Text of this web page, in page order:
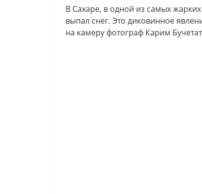
В Сахаре, в одной из самых
выпал снег. Это диковинное
на камеру фотограф Карим